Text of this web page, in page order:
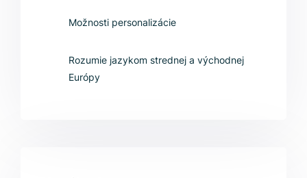
Možnosti personalizácie
Rozumie jazykom strednej a východnej
Európy